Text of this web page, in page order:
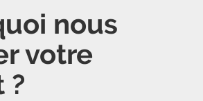
nous
votre
?